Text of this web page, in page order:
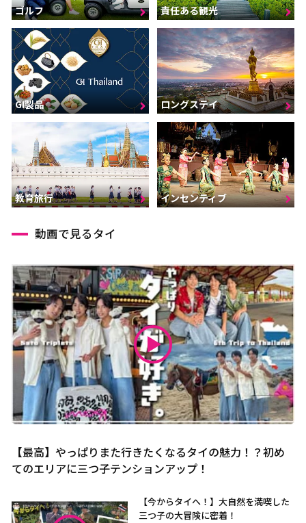
ゴルフ 責任ある観光
GI製品 ロングステイ
教育旅行 インセンティブ
動画で見るタイ
【最高】やっぱりまた行きたくなるタイの魅力！？初め
てのエリアに三つ子テンションアップ！
【今からタイへ！】大自然を満喫した
三つ子の大冒険に密着！